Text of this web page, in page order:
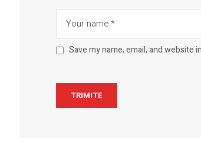
Save my name, email, and